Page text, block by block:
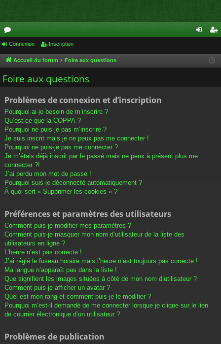
or
u
m
cri
Connexion Inscription
Accueil du forum Foire aux questions
Foire aux questions
Problèmes de connexion et d’inscription
Pourquoi ai-je besoin de m’inscrire ?
Qu’est-ce que la COPPA ?
Pourquoi ne puis-je pas m’inscrire ?
Je suis inscrit mais je ne peux pas me connecter !
Pourquoi ne puis-je pas me connecter ?
Je m’étais déjà inscrit par le passé mais ne peux à présent plus me
connecter ?!
J’ai perdu mon mot de passe !
Pourquoi suis-je déconnecté automatiquement ?
À quoi sert « Supprimer les cookies » ?
Préférences et paramètres des utilisateurs
Comment puis-je modifier mes paramètres ?
Comment puis-je masquer mon nom d’utilisateur de la liste des
utilisateurs en ligne ?
L’heure n’est pas correcte !
J’ai réglé le fuseau horaire mais l’heure n’est toujours pas correcte !
Ma langue n’apparaît pas dans la liste !
Que signifient les images situées à côté de mon nom d’utilisateur ?
Comment puis-je afficher un avatar ?
Quel est mon rang et comment puis-je le modifier ?
Pourquoi m’est-il demandé de me connecter lorsque je clique sur le lien
de courrier électronique d’un utilisateur ?
Problèmes de publication